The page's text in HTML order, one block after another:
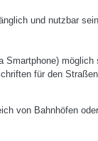
und nutzbar
Smartphone) möglich
für den
von Bahnhöfen